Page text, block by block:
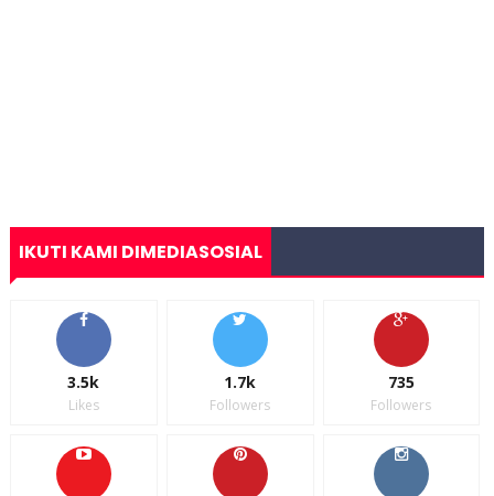
IKUTI KAMI DIMEDIASOSIAL
3.5k
Likes
1.7k
Followers
735
Followers